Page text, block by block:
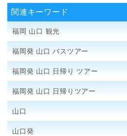
関連キーワード
福岡 山口 観光
福岡発 山口 バスツアー
福岡発 山口 日帰り ツアー
福岡発 山口 日帰りツアー
山口
山口発